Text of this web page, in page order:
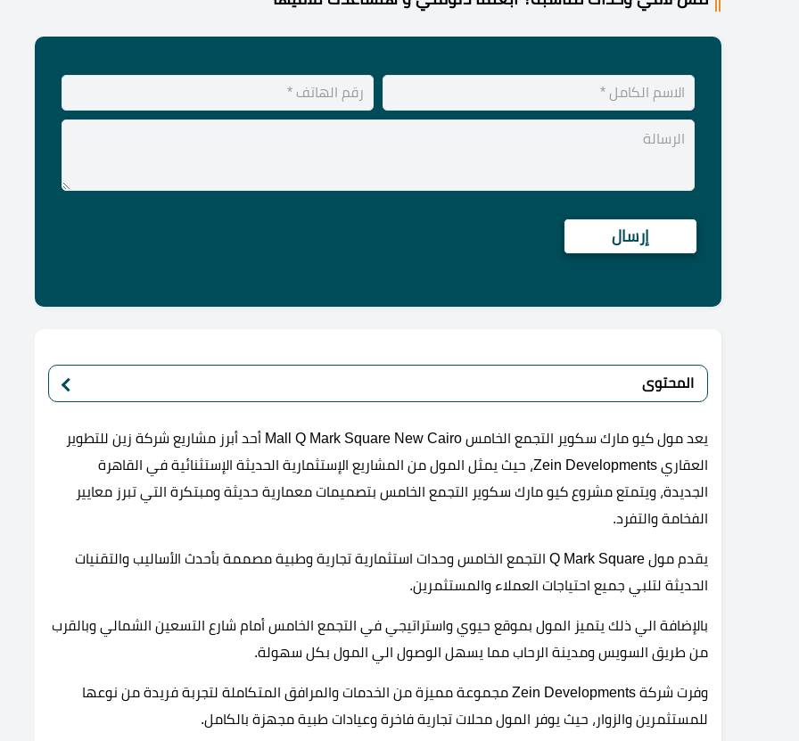
المحتوى
يعد مول كيو مارك سكوير التجمع الخامس Mall Q Mark Square New Cairo أحد أبرز مشاريع شركة زين للتطوير
العقاري Zein Developments، حيث يمثل المول من المشاريع الإستثمارية الحديثة الإستثنائية في القاهرة
الجديدة، ويتمتع مشروع كيو مارك سكوير التجمع الخامس بتصميمات معمارية حديثة ومبتكرة التي تبرز معايير
الفخامة والتفرد.
يقدم مول Q Mark Square التجمع الخامس وحدات استثمارية تجارية وطبية مصممة بأحدث الأساليب والتقنيات
الحديثة لتلبي جميع احتياجات العملاء والمستثمرين.
بالإضافة الي ذلك يتميز المول بموقع حيوي واستراتيجي في التجمع الخامس أمام شارع التسعين الشمالي وبالقرب
من طريق السويس ومدينة الرحاب مما يسهل الوصول الي المول بكل سهولة.
وفرت شركة Zein Developments مجموعة مميزة من الخدمات والمرافق المتكاملة لتجربة فريدة من نوعها
للمستثمرين والزوار، حيث يوفر المول محلات تجارية فاخرة وعيادات طبية مجهزة بالكامل.